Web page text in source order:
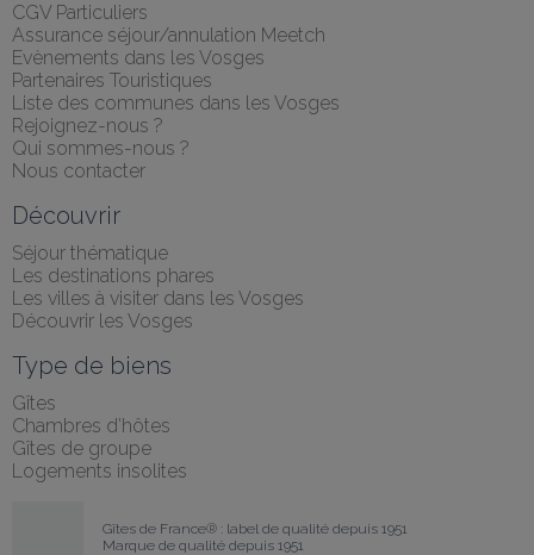
CGV Particuliers
Assurance séjour/annulation Meetch
Evènements dans les Vosges
Partenaires Touristiques
Liste des communes dans les Vosges
Rejoignez-nous ?
Qui sommes-nous ?
Nous contacter
Découvrir
Séjour thématique
Les destinations phares
Les villes à visiter dans les Vosges
Découvrir les Vosges
Type de biens
Gîtes
Chambres d’hôtes
Gîtes de groupe
Logements insolites
Gîtes de France® : label de qualité depuis 1951
Marque de qualité depuis 1951